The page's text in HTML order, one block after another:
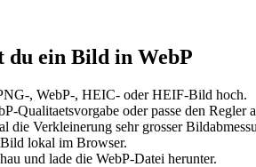
du ein Bild in WebP
, WebP-, HEIC- oder HEIF-Bild hoch.
Qualitaetsvorgabe oder passe den Regler
die Verkleinerung sehr grosser
lokal im Browser.
und lade die WebP-Datei herunter.